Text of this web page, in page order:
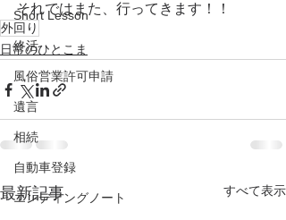
Short Lesson
終活
風俗営業許可申請
遺言
相続
自動車登録
エンディングノート
それではまた、行ってきます！！
外回り
日常のひとこま
最新記事 すべて表示